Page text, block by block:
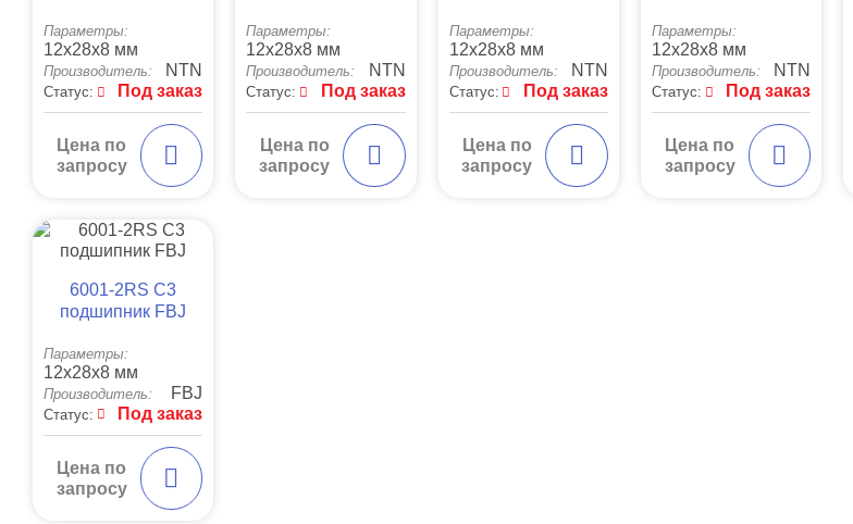
Параметры:
12x28x8 мм
Производитель: NTN
Статус: Под заказ
Цена по
запросу
Параметры:
12x28x8 мм
Производитель: NTN
Статус: Под заказ
Цена по
запросу
Параметры:
12x28x8 мм
Производитель: NTN
Статус: Под заказ
Цена по
запросу
Параметры:
12x28x8 мм
Производитель: NTN
Статус: Под заказ
Цена по
запросу
6001-2RS C3
подшипник FBJ
Параметры:
12x28x8 мм
Производитель: FBJ
Статус: Под заказ
Цена по
запросу